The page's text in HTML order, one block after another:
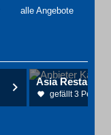
alle Angebote
Asia
gefällt 3